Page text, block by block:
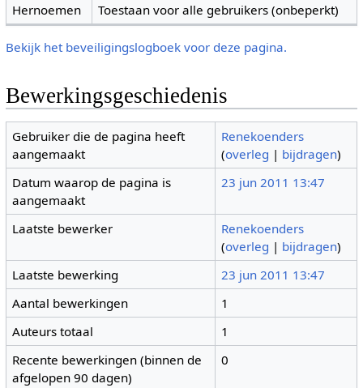
Hernoemen
Toestaan voor alle gebruikers (onbeperkt)
Bekijk het beveiligingslogboek voor deze pagina.
Bewerkingsgeschiedenis
Gebruiker die de pagina heeft
aangemaakt
Renekoenders
(overleg | bijdragen)
Datum waarop de pagina is
aangemaakt
23 jun 2011 13:47
Laatste bewerker
Renekoenders
(overleg | bijdragen)
Laatste bewerking
23 jun 2011 13:47
Aantal bewerkingen
1
Auteurs totaal
1
Recente bewerkingen (binnen de
afgelopen 90 dagen)
0